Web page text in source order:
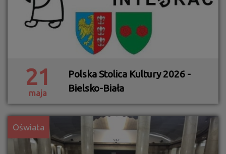
21
maja
Polska Stolica Kultury 2026 -
Bielsko-Biała
Oświata